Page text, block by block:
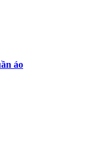
áo